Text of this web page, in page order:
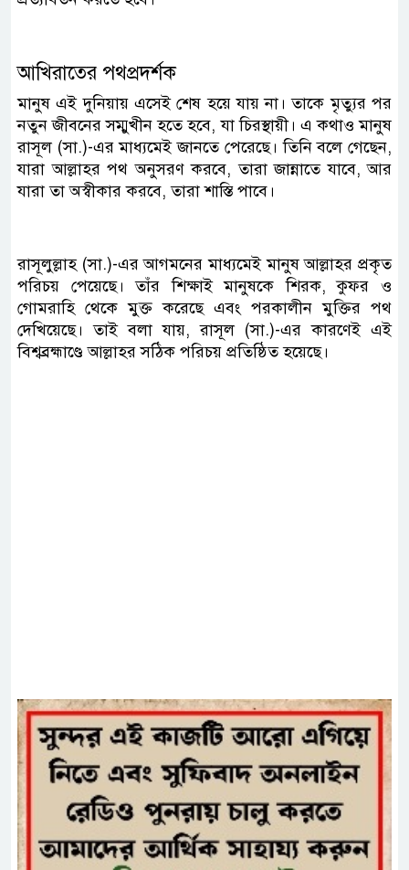
আখিরাতের পথপ্রদর্শক
মানুষ এই দুনিয়ায় এসেই শেষ হয়ে যায় না। তাকে মৃত্যুর পর
নতুন জীবনের সম্মুখীন হতে হবে, যা চিরস্থায়ী। এ কথাও মানুষ
রাসূল (সা.)-এর মাধ্যমেই জানতে পেরেছে। তিনি বলে গেছেন,
যারা আল্লাহর পথ অনুসরণ করবে, তারা জান্নাতে যাবে, আর
যারা তা অস্বীকার করবে, তারা শাস্তি পাবে।
রাসূলুল্লাহ (সা.)-এর আগমনের মাধ্যমেই মানুষ আল্লাহর প্রকৃত
পরিচয় পেয়েছে। তাঁর শিক্ষাই মানুষকে শিরক, কুফর ও
গোমরাহি থেকে মুক্ত করেছে এবং পরকালীন মুক্তির পথ
দেখিয়েছে। তাই বলা যায়, রাসূল (সা.)-এর কারণেই এই
বিশ্বব্রহ্মাণ্ডে আল্লাহর সঠিক পরিচয় প্রতিষ্ঠিত হয়েছে।